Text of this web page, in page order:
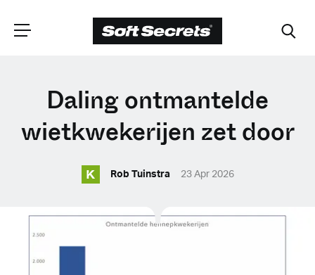
CHOOSE YOUR
LANGUAGE
English (United Kingdom)
English (United States)
Daling ontmantelde
wietkwekerijen zet door
K Rob Tuinstra 23 Apr 2026